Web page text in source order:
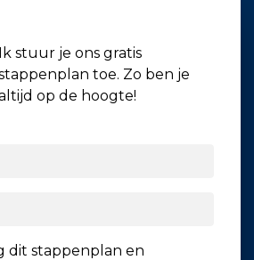
Ik stuur je ons gratis
toe. Zo ben je
op de hoogte!
dit stappenplan en